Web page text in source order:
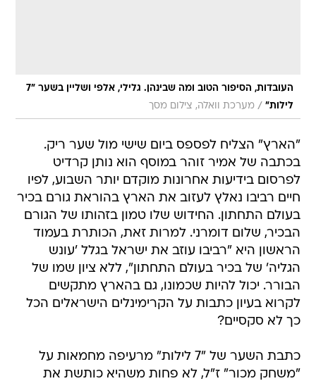
העובדות, הסיפור הטוב ומה שבינהן. גלילי, אלפי ושליין בשער "7
לילות" / מערכת וואלה, צילום מסך
"הארץ" הצליח לפספס ביום שישי מול שער ריק.
בכתבה של אמיר זוהר במוסף הוא נותן קרדיט
לפרסום בידיעות אחרונות מוקדם יותר השבוע, לפיו
חיים רביבו נאלץ לעזוב את הארץ בהוראת גורם בכיר
בעולם התחתון. החידוש שלו טמון בזהותו של הגורם
הבכיר, שלום דומרני. למרות זאת, הכותרת בעמוד
הראשון היא "רביבו עוזב את ישראל בגלל 'עונש
הגליה' של בכיר בעולם התחתון", ללא ציון שמו של
הבורר. יכול להיות שכמונו, גם בהארץ מתקשים
לקרוא בעיון כתבות על הקרימינלים הישראלים הכל
כך לא סקסיים?
כתבת השער של "7 לילות" מרעיפה מחמאות על
"משחק מכור" ז"ל, לא פחות משהיא כותשת את